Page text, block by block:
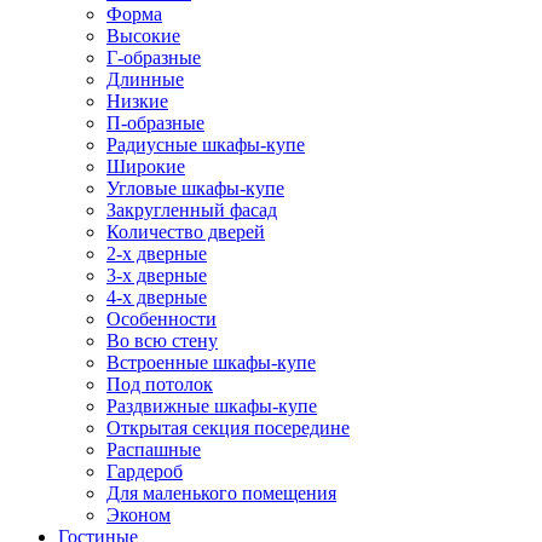
Форма
Высокие
Г-образные
Длинные
Низкие
П-образные
Радиусные шкафы-купе
Широкие
Угловые шкафы-купе
Закругленный фасад
Количество дверей
2-х дверные
3-х дверные
4-х дверные
Особенности
Во всю стену
Встроенные шкафы-купе
Под потолок
Раздвижные шкафы-купе
Открытая секция посередине
Распашные
Гардероб
Для маленького помещения
Эконом
Гостиные